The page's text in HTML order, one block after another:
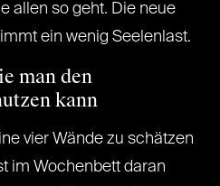
allen so geht. Die neue
ein wenig Seelenlast.
man den
kann
vier Wände zu schätzen
im Wochenbett daran